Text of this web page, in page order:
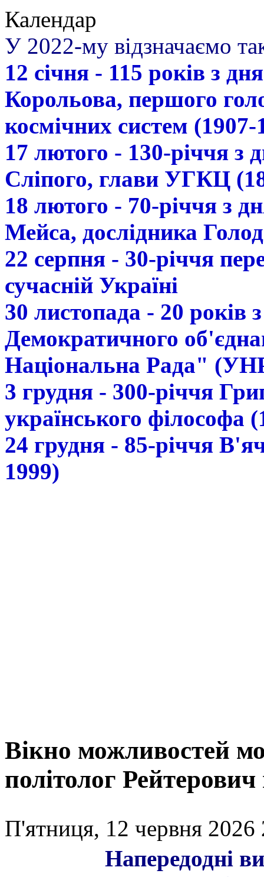
Календар
У 2022-му відзначаємо
12 січня - 115 років з
Корольова, першого
космічних систем (1907-
17 лютого - 130-річчя з
Сліпого, глави УГКЦ
18 лютого - 70-річчя з
Мейса, дослідника
22 серпня - 30-річчя
сучасній Україні
30 листопада - 20 років
Демократичного
Національна Рада"
3 грудня - 300-річчя
українського філософа
24 грудня - 85-річчя
1999)
Вікно можливостей
політолог
П'ятниця, 12 червня
Напередодні